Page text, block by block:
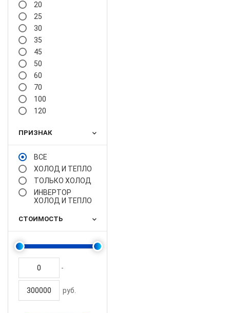
20
25
30
35
45
50
60
70
100
120
ПРИЗНАК
ВСЕ
ХОЛОД И ТЕПЛО
ТОЛЬКО ХОЛОД
ИНВЕРТОР
ХОЛОД И ТЕПЛО
СТОИМОСТЬ
-
руб.